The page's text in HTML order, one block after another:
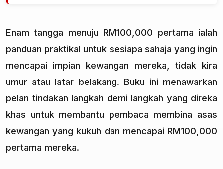
Enam tangga menuju RM100,000 pertama ialah
panduan praktikal untuk sesiapa sahaja yang ingin
mencapai impian kewangan mereka, tidak kira
umur atau latar belakang. Buku ini menawarkan
pelan tindakan langkah demi langkah yang direka
khas untuk membantu pembaca membina asas
kewangan yang kukuh dan mencapai RM100,000
pertama mereka.